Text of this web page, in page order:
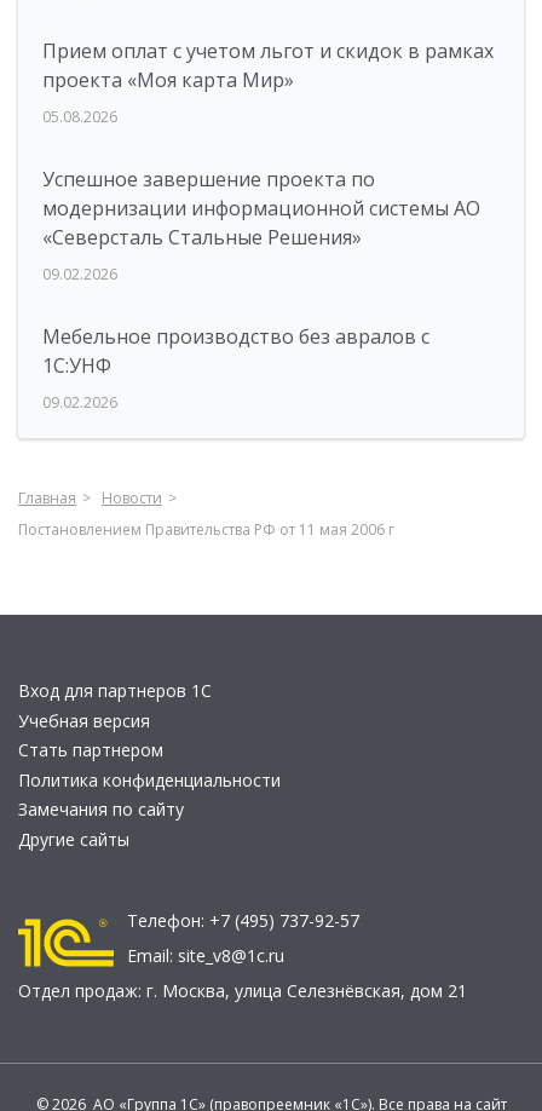
Прием оплат с учетом льгот и скидок в рамках
проекта «Моя карта Мир»
05.08.2026
Успешное завершение проекта по
модернизации информационной системы АО
«Северсталь Стальные Решения»
09.02.2026
Мебельное производство без авралов с
1С:УНФ
09.02.2026
Главная
Новости
Постановлением Правительства РФ от 11 мая 2006 г
Вход для партнеров 1С
Учебная версия
Стать партнером
Политика конфиденциальности
Замечания по сайту
Другие сайты
Телефон: +7 (495) 737-92-57
Email: site_v8@1c.ru
Отдел продаж: г. Москва, улица Селезнёвская, дом 21
© 2026 АО «Группа 1С» (правопреемник «1С»). Все права на сайт